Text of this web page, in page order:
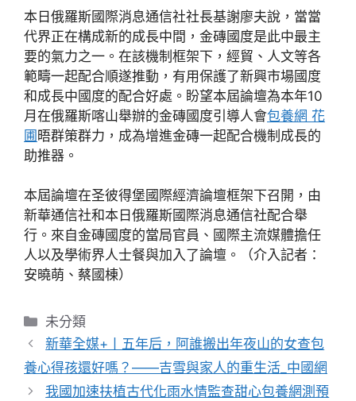
本日俄羅斯國際消息通信社社長基謝廖夫說，當當
代界正在構成新的成長中間，金磚國度是此中最主
要的氣力之一。在該機制框架下，經貿、人文等各
範疇一起配合順遂推動，有用保護了新興市場國度
和成長中國度的配合好處。盼望本屆論壇為本年10
月在俄羅斯喀山舉辦的金磚國度引導人會包養網 花
圃晤群策群力，成為增進金磚一起配合機制成長的
助推器。
本屆論壇在圣彼得堡國際經濟論壇框架下召開，由
新華通信社和本日俄羅斯國際消息通信社配合舉
行。來自金磚國度的當局官員、國際主流媒體擔任
人以及學術界人士餐與加入了論壇。（介入記者：
安曉萌、蔡國棟）
分
類
未分類
新華全媒+丨五年后，阿誰搬出年夜山的女查包
養心得孩還好嗎？——吉雪與家人的重生活_中國網
我國加速扶植古代化雨水情監查甜心包養網測預